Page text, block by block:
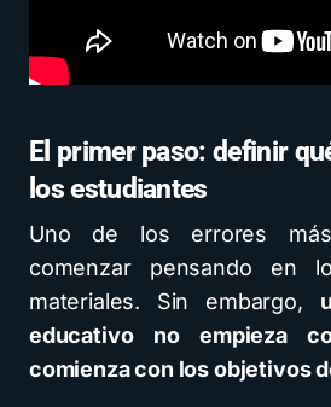
El primer paso: definir
los estudiantes
Uno de los errores
comenzar pensando en
materiales. Sin embargo,
educativo no empieza
comienza con los objetivos